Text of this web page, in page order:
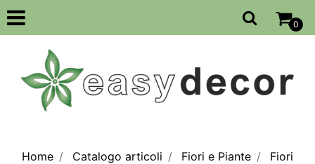
Open
0
Home Catalogo articoli Fiori e Piante
Fiori